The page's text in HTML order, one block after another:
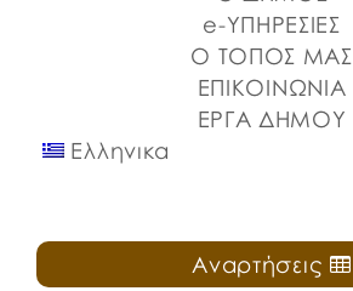
e-ΥΠΗΡΕΣΙΕΣ
Ο ΤΟΠΟΣ ΜΑΣ
ΕΠΙΚΟΙΝΩΝΙΑ
ΕΡΓΑ ΔΗΜΟΥ
Ελληνικα
Αναρτήσεις